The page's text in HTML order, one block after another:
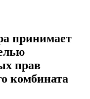
принимает
прав
комбината